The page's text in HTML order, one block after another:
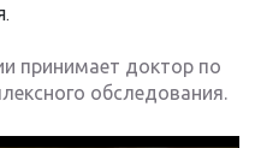
принимает доктор по
обследования.